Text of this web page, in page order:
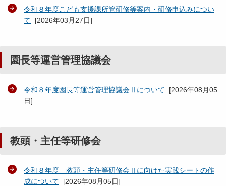
令和８年度こども支援課所管研修等案内・研修申込みについ
て [2026年03月27日]
園長等運営管理協議会
令和８年度園長等運営管理協議会Ⅱについて [2026年08月05
日]
教頭・主任等研修会
令和８年度 教頭・主任等研修会Ⅱに向けた実践シートの作
成について [2026年08月05日]